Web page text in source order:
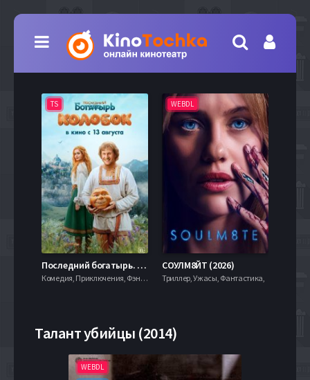
TS
Последний богатырь. Колобок (2026)
Комедия, Приключения, Фэнтези,
WEBDL
СОУЛМ8ЙТ (2026)
Триллер, Ужасы, Фантастика,
Талант убийцы (2014)
WEBDL